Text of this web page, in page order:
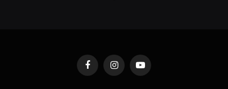
FacebookInstagramYouTube